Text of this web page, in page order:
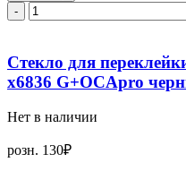
-
Стекло для
x6836 G+OCApro
Нет в наличии
розн. 130₽